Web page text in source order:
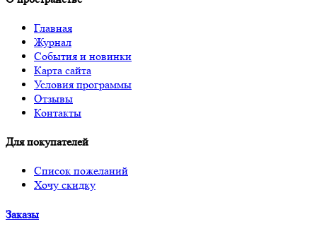
Главная
Журнал
События и новинки
Карта сайта
Условия программы
Отзывы
Контакты
Для покупателей
Список пожеланий
Хочу скидку
Заказы